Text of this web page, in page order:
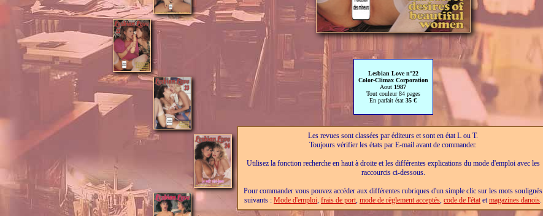
Lesbian Love n°22
Color-Climax Corporation
Aout 1987
Tout couleur 84 pages
En parfait état 35 €
Les revues sont classées par éditeurs et sont en état L ou T.
Toujours vérifier les états par E-mail avant de commander.
Utilisez la fonction recherche en haut à droite et les différentes explications du mode d'emploi avec les
raccourcis ci-dessous.
Pour commander vous pouvez accéder aux différentes rubriques d'un simple clic sur les mots soulignés
suivants : Mode d'emploi, frais de port, mode de règlement acceptés, code de l'état etmagazines danois.